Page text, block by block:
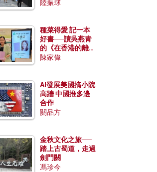
陸振球
種菜得愛 記一本
好書──讀吳燕青
的《在香港的離島
種菜》
陳家偉
AI發展美國搞小院
高牆 中國推多邊
合作
關品方
金秋文化之旅──
踏上古蜀道，走過
劍門關
馮珍今